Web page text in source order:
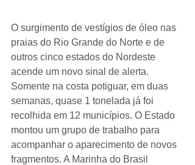
O surgimento de vestígios de óleo nas
praias do Rio Grande do Norte e de
outros cinco estados do Nordeste
acende um novo sinal de alerta.
Somente na costa potiguar, em duas
semanas, quase 1 tonelada já foi
recolhida em 12 municípios. O Estado
montou um grupo de trabalho para
acompanhar o aparecimento de novos
fragmentos. A Marinha do Brasil